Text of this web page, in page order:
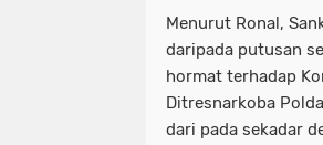
Menurut Ronal,
daripada putusan
hormat terhadap
Ditresnarkoba
dari pada sekadar